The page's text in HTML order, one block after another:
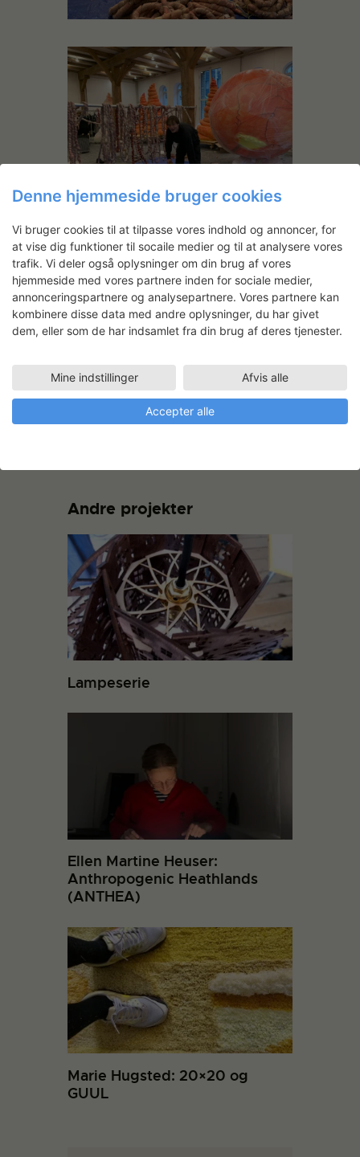
Andre projekter
Lampeserie
Ellen Martine Heuser:
Anthropogenic Heathlands
(ANTHEA)
Marie Hugsted: 20×20 og
GUUL
Denne hjemmeside bruger cookies
Vi bruger cookies til at tilpasse vores indhold og annoncer, for
at vise dig funktioner til socaile medier og til at analysere vores
trafik. Vi deler også oplysninger om din brug af vores
hjemmeside med vores partnere inden for sociale medier,
annonceringspartnere og analysepartnere. Vores partnere kan
kombinere disse data med andre oplysninger, du har givet
dem, eller som de har indsamlet fra din brug af deres tjenester.
Mine indstillinger Afvis alle
Accepter alle